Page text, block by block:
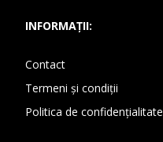
INFORMAȚII:
Contact
Termeni și condiții
Politica de confidențialitate